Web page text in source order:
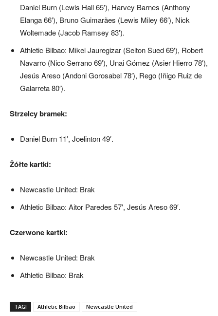
Daniel Burn (Lewis Hall 65′), Harvey Barnes (Anthony
Elanga 66′), Bruno Guimarães (Lewis Miley 66′), Nick
Woltemade (Jacob Ramsey 83′).
Athletic Bilbao: Mikel Jauregizar (Selton Sued 69′), Robert
Navarro (Nico Serrano 69′), Unai Gómez (Asier Hierro 78′),
Jesús Areso (Andoni Gorosabel 78′), Rego (Iñigo Ruiz de
Galarreta 80′).
Strzelcy bramek:
Daniel Burn 11′, Joelinton 49′.
Żółte kartki:
Newcastle United: Brak
Athletic Bilbao: Aitor Paredes 57′, Jesús Areso 69′.
Czerwone kartki:
Newcastle United: Brak
Athletic Bilbao: Brak
TAGI Athletic Bilbao Newcastle United